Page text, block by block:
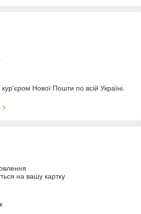
Нової Пошти по всій Україні.
на вашу картку